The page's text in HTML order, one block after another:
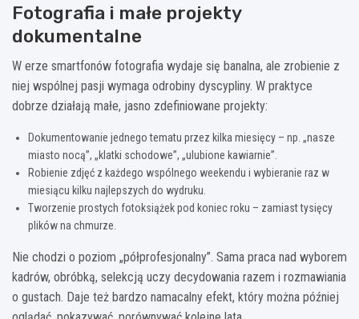
Fotografia i małe projekty
dokumentalne
W erze smartfonów fotografia wydaje się banalna, ale zrobienie z
niej wspólnej pasji wymaga odrobiny dyscypliny. W praktyce
dobrze działają małe, jasno zdefiniowane projekty:
Dokumentowanie jednego tematu przez kilka miesięcy – np. „nasze
miasto nocą”, „klatki schodowe”, „ulubione kawiarnie”.
Robienie zdjęć z każdego wspólnego weekendu i wybieranie raz w
miesiącu kilku najlepszych do wydruku.
Tworzenie prostych fotoksiążek pod koniec roku – zamiast tysięcy
plików na chmurze.
Nie chodzi o poziom „półprofesjonalny”. Sama praca nad wyborem
kadrów, obróbką, selekcją uczy decydowania razem i rozmawiania
o gustach. Daje też bardzo namacalny efekt, który można później